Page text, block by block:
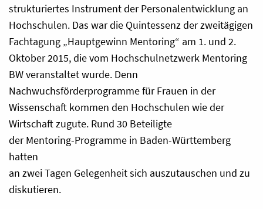
strukturiertes Instrument der Personalentwicklung an
Hochschulen. Das war die Quintessenz der zweitägigen
Fachtagung „Hauptgewinn Mentoring“ am 1. und 2.
Oktober 2015, die vom Hochschulnetzwerk Mentoring
BW veranstaltet wurde. Denn
Nachwuchsförderprogramme für Frauen in der
Wissenschaft kommen den Hochschulen wie der
Wirtschaft zugute. Rund 30 Beteiligte
der Mentoring-Programme in Baden-Württemberg
hatten
an zwei Tagen Gelegenheit sich auszutauschen und zu
diskutieren.